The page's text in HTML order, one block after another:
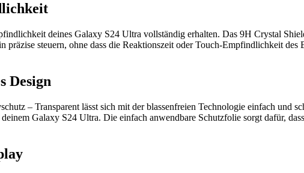
deines Galaxy S24 Ultra vollständig erhalten. Das 9H Crystal
steuern, ohne dass die Reaktionszeit oder Touch-Empfindlichkeit
Design
– Transparent lässt sich mit der blassenfreien Technologie einfach und
Galaxy S24 Ultra. Die einfach anwendbare Schutzfolie sorgt dafür,